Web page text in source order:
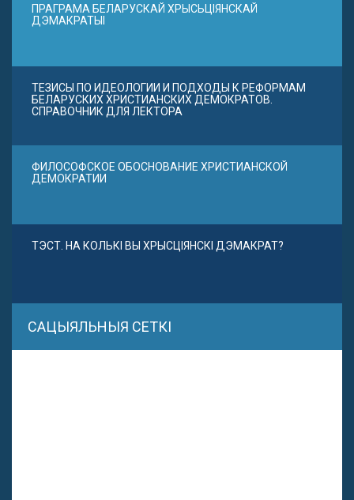
ПРАГРАМА БЕЛАРУСКАЙ ХРЫСЬЦІЯНСКАЙ
ДЭМАКРАТЫІ
ТЕЗИСЫ ПО ИДЕОЛОГИИ И ПОДХОДЫ К РЕФОРМАМ
БЕЛАРУСКИХ ХРИСТИАНСКИХ ДЕМОКРАТОВ.
СПРАВОЧНИК ДЛЯ ЛЕКТОРА
ФИЛОСОФСКОЕ ОБОСНОВАНИЕ ХРИСТИАНСКОЙ
ДЕМОКРАТИИ
ТЭСТ. НА КОЛЬКІ ВЫ ХРЫСЦІЯНСКІ ДЭМАКРАТ?
САЦЫЯЛЬНЫЯ СЕТКІ